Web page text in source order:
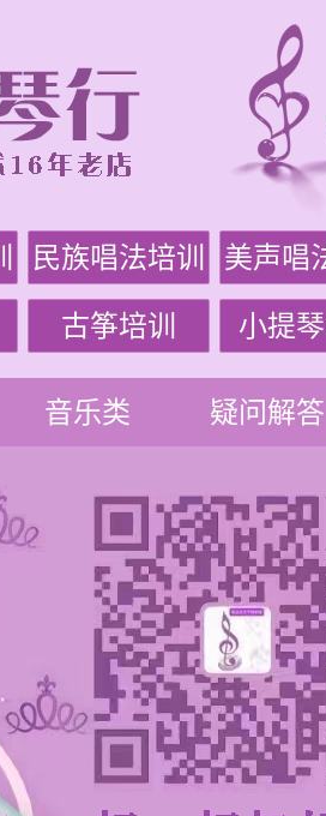
民族唱法培训 美声唱
古筝培训 小提琴
音乐类 疑问解答